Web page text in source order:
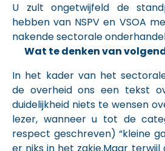
U zult ongetwijfeld de
hebben van NSPV en VSOA
nakende sectorale
Wat te denken van
In het kader van het
de overheid ons een tekst
duidelijkheid niets te wensen
lezer, wanneer u tot de
respect geschreven) “kleine